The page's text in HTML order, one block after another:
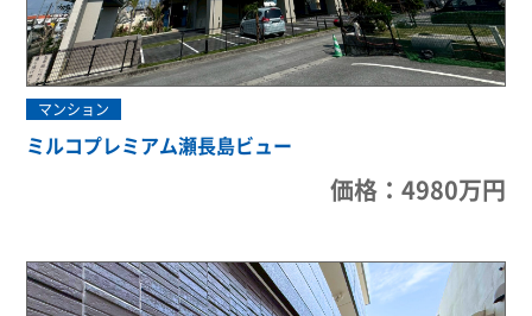
マンション
ミルコプレミアム瀬長島ビュー
価格：4980万円